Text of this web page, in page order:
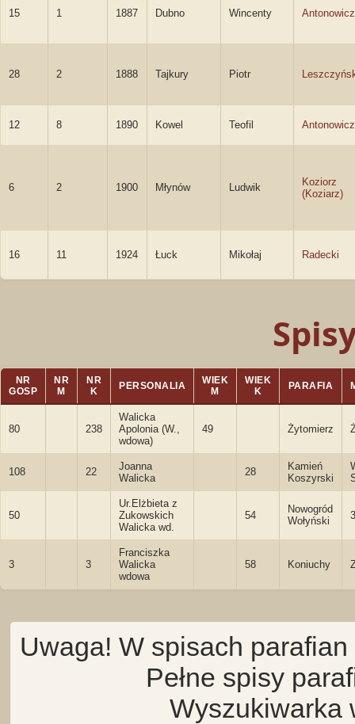
15 1 1887 Dubno Wincenty Antonowicz
28 2 1888 Tajkury Piotr
12 8 1890 Kowel Teofil Antonowicz
6 2 1900 Młynów Ludwik
Koziorz
(Koziarz)
16 11 1924 Łuck Mikołaj Radecki
NR
GOSP
NR
M
NR
K
PERSONALIA
WIEK
M
WIEK
K
PARAFIA
80 238
Walicka
Apolonia (W.,
wdowa)
49 Żytomierz
108 22
Joanna
Walicka
28
Kamień
Koszyrski
50
Ur.Elżbieta z
Zukowskich
Walicka wd.
54
Nowogród
Wołyński
3 3
Franciszka
Walicka
wdowa
58 Koniuchy
Uwaga! W spisach
Pełne spisy
Wyszukiwarka